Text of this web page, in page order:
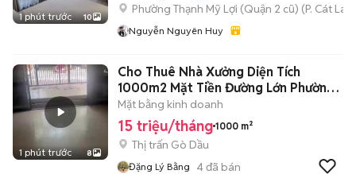
1 phút trước 10
Phường Thạnh Mỹ Lợi (Quận 2 cũ) (P. Cát Lái
Nguyễn Nguyên Huy
1 phút trước 8
Cho Thuê Nhà Xưởng Diện Tích
1000m2 Mặt Tiền Đường Lớn Phường
Gò Dầu
Mặt bằng kinh doanh
15 triệu/tháng 1000 m²
Thị trấn Gò Dầu
Đặng Lý Bằng 4đã bán